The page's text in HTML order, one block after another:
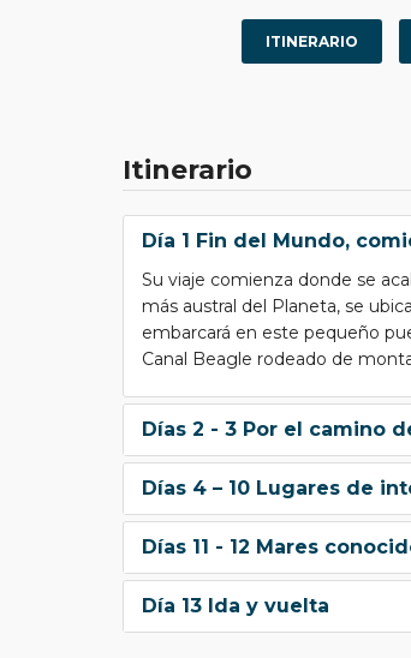
ITINERARIO
Itinerario
Día 1 Fin del Mundo,
Su viaje comienza donde se
más austral del Planeta, se
embarcará en este pequeño
Canal Beagle rodeado de
Días 2 - 3 Por el camino
Días 4 – 10 Lugares de
Días 11 - 12 Mares
Día 13 Ida y vuelta